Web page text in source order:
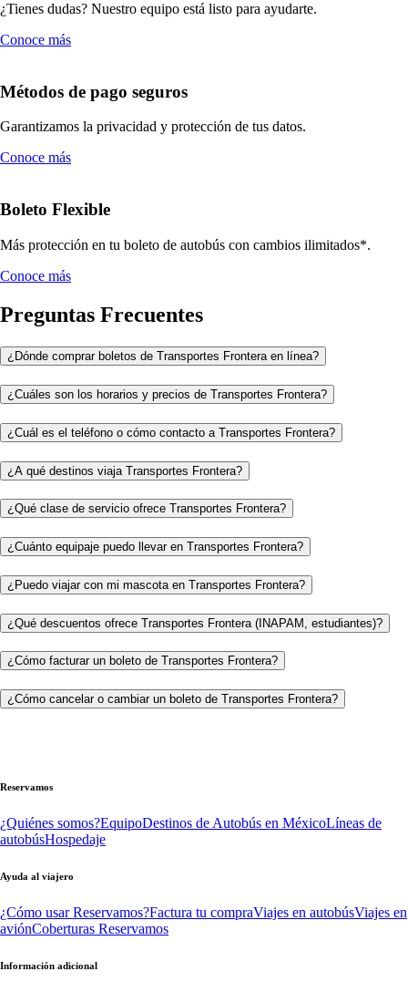
¿Tienes dudas? Nuestro equipo está listo para ayudarte.
Conoce más
Métodos de pago seguros
Garantizamos la privacidad y protección de tus datos.
Conoce más
Boleto Flexible
Más protección en tu boleto de autobús con cambios ilimitados*.
Conoce más
Preguntas Frecuentes
¿Dónde comprar boletos de Transportes Frontera en línea?
¿Cuáles son los horarios y precios de Transportes Frontera?
¿Cuál es el teléfono o cómo contacto a Transportes Frontera?
¿A qué destinos viaja Transportes Frontera?
¿Qué clase de servicio ofrece Transportes Frontera?
¿Cuánto equipaje puedo llevar en Transportes Frontera?
¿Puedo viajar con mi mascota en Transportes Frontera?
¿Qué descuentos ofrece Transportes Frontera (INAPAM, estudiantes)?
¿Cómo facturar un boleto de Transportes Frontera?
¿Cómo cancelar o cambiar un boleto de Transportes Frontera?
Reservamos
¿Quiénes somos?EquipoDestinos de Autobús en MéxicoLíneas de
autobúsHospedaje
Ayuda al viajero
¿Cómo usar Reservamos?Factura tu compraViajes en autobúsViajes en
aviónCoberturas Reservamos
Información adicional